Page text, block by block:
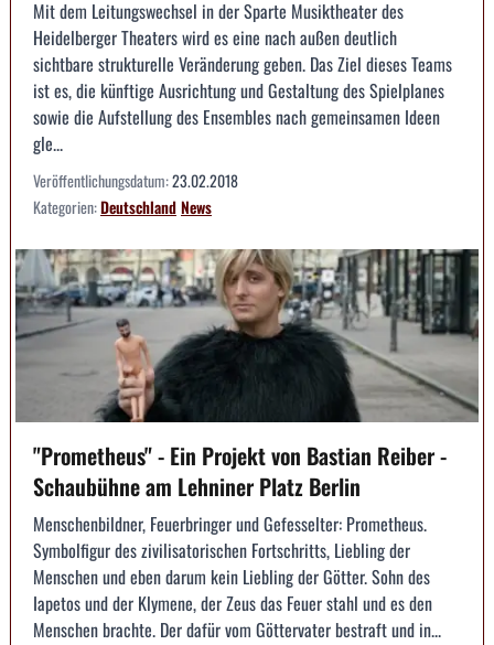
Mit dem Leitungswechsel in der Sparte Musiktheater des
Heidelberger Theaters wird es eine nach außen deutlich
sichtbare strukturelle Veränderung geben. Das Ziel dieses Teams
ist es, die künftige Ausrichtung und Gestaltung des Spielplanes
sowie die Aufstellung des Ensembles nach gemeinsamen Ideen
gle...
Veröffentlichungsdatum:23.02.2018
Kategorien:DeutschlandNews
"Prometheus" - Ein Projekt von Bastian Reiber -
Schaubühne am Lehniner Platz Berlin
Menschenbildner, Feuerbringer und Gefesselter: Prometheus.
Symbolfigur des zivilisatorischen Fortschritts, Liebling der
Menschen und eben darum kein Liebling der Götter. Sohn des
Iapetos und der Klymene, der Zeus das Feuer stahl und es den
Menschen brachte. Der dafür vom Göttervater bestraft und in...